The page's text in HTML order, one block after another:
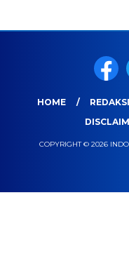
HOME REDAKSI
COPYRIGHT © 2026